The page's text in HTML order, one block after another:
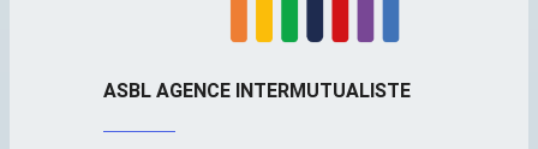
ASBL AGENCE INTERMUTUALISTE